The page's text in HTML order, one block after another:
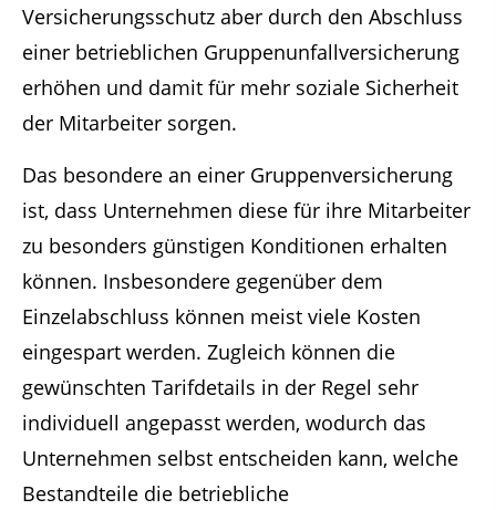
Versicherungsschutz aber durch den Abschluss
einer betrieblichen Gruppenunfallversicherung
erhöhen und damit für mehr soziale Sicherheit
der Mitarbeiter sorgen.
Das besondere an einer Gruppenversicherung
ist, dass Unternehmen diese für ihre Mitarbeiter
zu besonders günstigen Konditionen erhalten
können. Insbesondere gegenüber dem
Einzelabschluss können meist viele Kosten
eingespart werden. Zugleich können die
gewünschten Tarifdetails in der Regel sehr
individuell angepasst werden, wodurch das
Unternehmen selbst entscheiden kann, welche
Bestandteile die betriebliche